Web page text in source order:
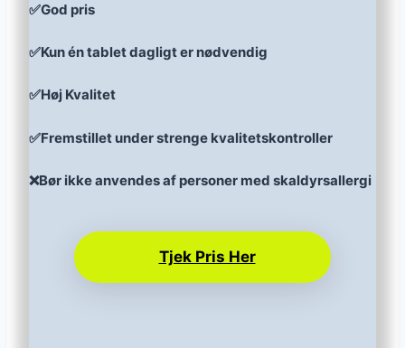
✅God pris
✅Kun én tablet dagligt er nødvendig
✅Høj Kvalitet
✅Fremstillet under strenge kvalitetskontroller
❌Bør ikke anvendes af personer med skaldyrsallergi
Tjek Pris Her